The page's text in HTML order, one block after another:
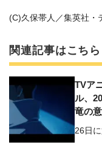
(C)久保帯人／集英社・
関連記事はこちら
TVア
ル、
竜の
26日